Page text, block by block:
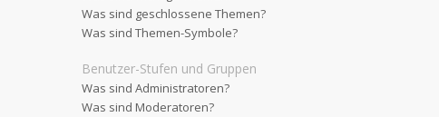
Was sind geschlossene Themen?
Was sind Themen-Symbole?
Benutzer-Stufen und Gruppen
Was sind Administratoren?
Was sind Moderatoren?